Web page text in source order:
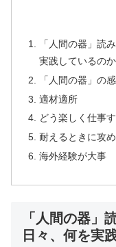
「人間の器」読
実践しているのか
「人間の器」の
適材適所
どう楽しく仕事
耐えるときに攻
海外経験が大事
「人間の器」
日々、何を実